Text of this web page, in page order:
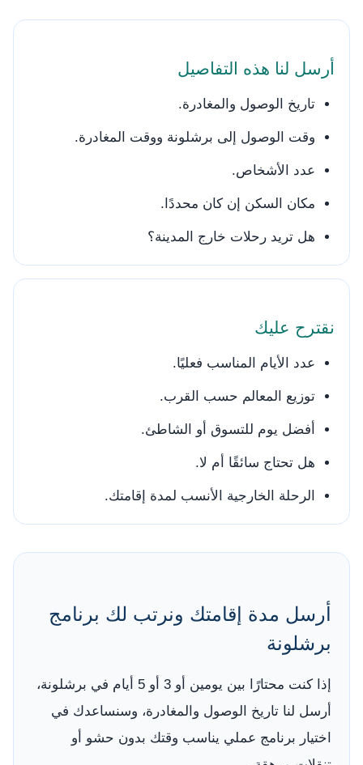
أرسل لنا هذه التفاصيل
تاريخ الوصول والمغادرة.
وقت الوصول إلى برشلونة ووقت المغادرة.
عدد الأشخاص.
مكان السكن إن كان محددًا.
هل تريد رحلات خارج المدينة؟
نقترح عليك
عدد الأيام المناسب فعليًا.
توزيع المعالم حسب القرب.
أفضل يوم للتسوق أو الشاطئ.
هل تحتاج سائقًا أم لا.
الرحلة الخارجية الأنسب لمدة إقامتك.
أرسل مدة إقامتك ونرتب لك برنامج
برشلونة
إذا كنت محتارًا بين يومين أو 3 أو 5 أيام في برشلونة،
أرسل لنا تاريخ الوصول والمغادرة، وسنساعدك في
اختيار برنامج عملي يناسب وقتك بدون حشو أو